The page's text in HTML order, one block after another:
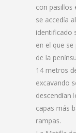
con pasillos
se accedía
identificado
en el que
de la
14 metros
excavando
descendían
capas más
rampas.